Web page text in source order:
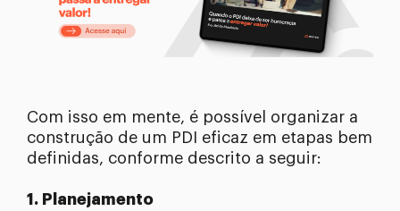
Com isso em mente, é possível organizar a
construção de um PDI eficaz em etapas bem
definidas, conforme descrito a seguir:
1. Planejamento